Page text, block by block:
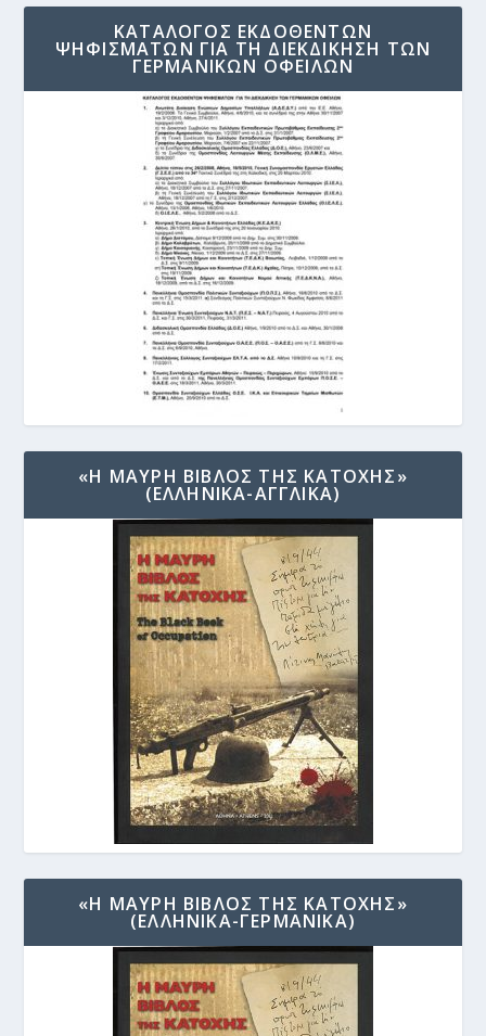
ΚΑΤΑΛΟΓΟΣ ΕΚΔΟΘΕΝΤΩΝ
ΨΗΦΙΣΜΑΤΩΝ ΓΙΑ ΤΗ ΔΙΕΚΔΙΚΗΣΗ ΤΩΝ
ΓΕΡΜΑΝΙΚΩΝ ΟΦΕΙΛΩΝ
«Η ΜΑΥΡΗ ΒΙΒΛΟΣ ΤΗΣ ΚΑΤΟΧΗΣ»
(ΕΛΛΗΝΙΚΑ-ΑΓΓΛΙΚΑ)
«Η ΜΑΥΡΗ ΒΙΒΛΟΣ ΤΗΣ ΚΑΤΟΧΗΣ»
(ΕΛΛΗΝΙΚΑ-ΓΕΡΜΑΝΙΚΑ)